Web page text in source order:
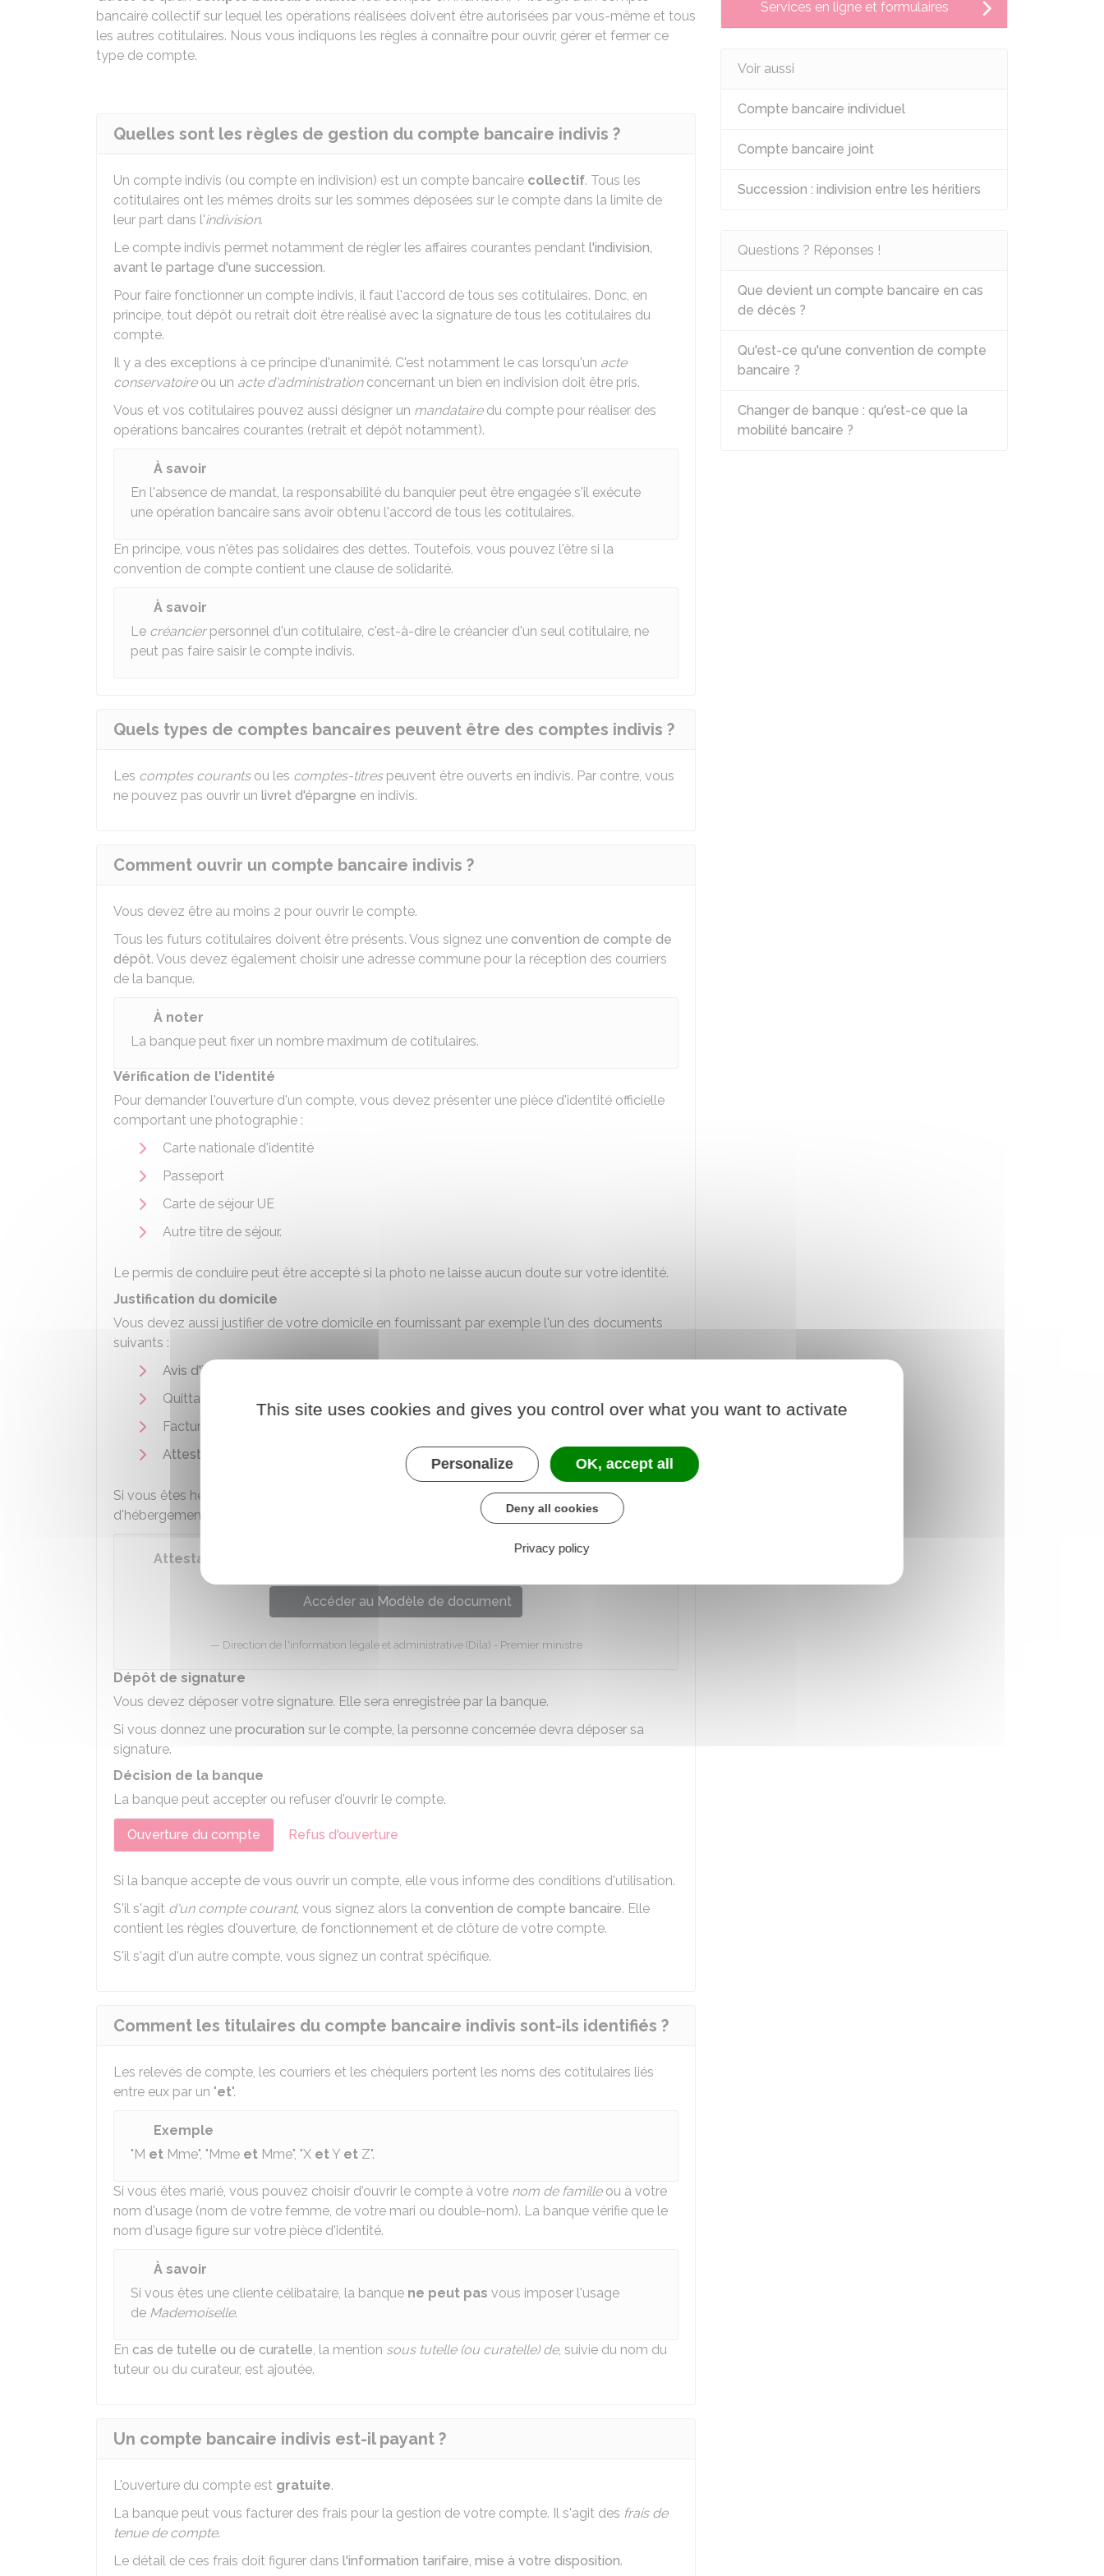
bancaire collectif sur lequel les opérations réalisées doivent être autorisées par vous-même et tous
les autres cotitulaires. Nous vous indiquons les règles à connaître pour ouvrir, gérer et fermer ce
type de compte.
Quelles sont les règles de gestion du compte bancaire indivis ?
Un compte indivis (ou compte en indivision) est un compte bancaire collectif. Tous les
cotitulaires ont les mêmes droits sur les sommes déposées sur le compte dans la limite de
leur part dans l'indivision.
Le compte indivis permet notamment de régler les affaires courantes pendant l'indivision,
avant le partage d'une succession.
Pour faire fonctionner un compte indivis, il faut l'accord de tous ses cotitulaires. Donc, en
principe, tout dépôt ou retrait doit être réalisé avec la signature de tous les cotitulaires du
compte.
Il y a des exceptions à ce principe d'unanimité. C'est notamment le cas lorsqu'un acte
conservatoireou un acte d'administrationconcernant un bien en indivision doit être pris.
Vous et vos cotitulaires pouvez aussi désigner un mandatairedu compte pour réaliser des
opérations bancaires courantes (retrait et dépôt notamment).
À savoir
En l'absence de mandat, la responsabilité du banquier peut être engagée s'il exécute
une opération bancaire sans avoir obtenu l'accord de tous les cotitulaires.
En principe, vous n'êtes pas solidaires des dettes. Toutefois, vous pouvez l'être si la
convention de compte contient une clause de solidarité.
À savoir
Le créancierpersonnel d'un cotitulaire, c'est-à-dire le créancier d'un seul cotitulaire, ne
peut pas faire saisir le compte indivis.
Quels types de comptes bancaires peuvent être des comptes indivis ?
Les comptes courantsou les comptes-titrespeuvent être ouverts en indivis. Par contre, vous
ne pouvez pas ouvrir un livret d'épargne en indivis.
Comment ouvrir un compte bancaire indivis ?
Vous devez être au moins 2 pour ouvrir le compte.
Tous les futurs cotitulaires doivent être présents. Vous signez une convention de compte de
dépôt. Vous devez également choisir une adresse commune pour la réception des courriers
de la banque.
À noter
La banque peut fixer un nombre maximum de cotitulaires.
Vérification de l'identité
Pour demander l'ouverture d'un compte, vous devez présenter une pièce d'identité officielle
comportant une photographie :
Carte nationale d'identité
Passeport
Carte de séjour UE
Autre titre de séjour.
Le permis de conduire peut être accepté si la photo ne laisse aucun doute sur votre identité.
Justification du domicile
Vous devez aussi justifier de votre domicile en fournissant par exemple l'un des documents
suivants :
Avis d'imposition
Quittance de loyer
Facture d'eau ou d'électricité
Attestation d'élection de domicile
si vous n'avez pas de domicile stable.
Si vous êtes hébergé, la banque peut également vous demander de fournir une attestation
d'hébergement. Un modèle d'attestation est disponible :
Attestation d'hébergement
Accéder au Modèle de document
Direction de l'information légale et administrative (Dila) - Premier ministre
Dépôt de signature
Vous devez déposer votre signature. Elle sera enregistrée par la banque.
Si vous donnez une procuration sur le compte, la personne concernée devra déposer sa
signature.
Décision de la banque
La banque peut accepter ou refuser d'ouvrir le compte.
Ouverture du compte Refus d'ouverture
Si la banque accepte de vous ouvrir un compte, elle vous informe des conditions d'utilisation.
S'il s'agit d'un compte courant, vous signez alors la convention de compte bancaire. Elle
contient les règles d'ouverture, de fonctionnement et de clôture de votre compte.
S'il s'agit d'un autre compte, vous signez un contrat spécifique.
Comment les titulaires du compte bancaire indivis sont-ils identifiés ?
Les relevés de compte, les courriers et les chéquiers portent les noms des cotitulaires liés
entre eux par un "et".
Exemple
"M et Mme", "Mme et Mme", "X etY et Z".
Si vous êtes marié, vous pouvez choisir d'ouvrir le compte à votre nom de familleou à votre
nom d'usage (nom de votre femme, de votre mari ou double-nom). La banque vérifie que le
nom d'usage figure sur votre pièce d'identité.
À savoir
Si vous êtes une cliente célibataire, la banque ne peut pas vous imposer l'usage
de Mademoiselle.
En cas de tutelle ou de curatelle, la mention sous tutelle (ou curatelle) de, suivie du nom du
tuteur ou du curateur, est ajoutée.
Un compte bancaire indivis est-il payant ?
L'ouverture du compte est gratuite.
La banque peut vous facturer des frais pour la gestion de votre compte. Il s'agit des frais de
tenue de compte.
Le détail de ces frais doit figurer dans l'information tarifaire, mise à votre disposition.
Services en ligne et formulaires
Voir aussi
Compte bancaire individuel
Compte bancaire joint
Succession : indivision entre les héritiers
Questions ? Réponses !
Que devient un compte bancaire en cas
de décès ?
Qu'est-ce qu'une convention de compte
bancaire ?
Changer de banque : qu'est-ce que la
mobilité bancaire ?
This site uses cookies and gives you control over what you want to activate
Personalize OK, accept all
Deny all cookies
Privacy policy